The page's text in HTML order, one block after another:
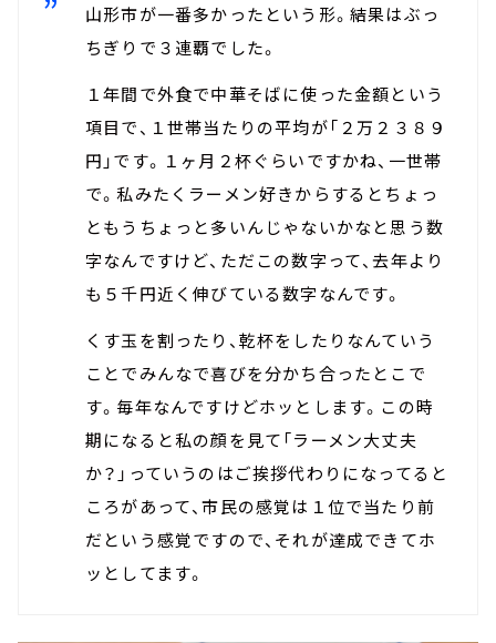
山形市が一番多かったという形。結果はぶっ
ちぎりで３連覇でした。
１年間で外食で中華そばに使った金額という
項目で、１世帯当たりの平均が「２万２３８９
円」です。１ヶ月２杯ぐらいですかね、一世帯
で。私みたくラーメン好きからするとちょっ
ともうちょっと多いんじゃないかなと思う数
字なんですけど、ただこの数字って、去年より
も５千円近く伸びている数字なんです。
くす玉を割ったり、乾杯をしたりなんていう
ことでみんなで喜びを分かち合ったとこで
す。毎年なんですけどホッとします。この時
期になると私の顔を見て「ラーメン大丈夫
か？」っていうのはご挨拶代わりになってると
ころがあって、市民の感覚は１位で当たり前
だという感覚ですので、それが達成できてホ
ッとしてます。